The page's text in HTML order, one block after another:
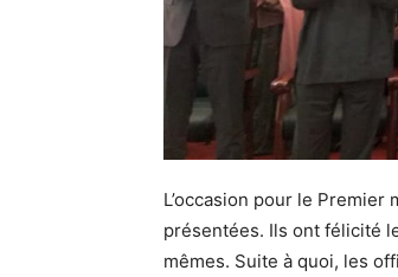
L’occasion pour le
présentées. Ils ont félicité
mêmes. Suite à quoi, les